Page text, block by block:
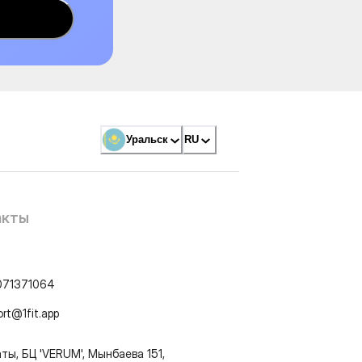
Уральск RU
БЦ 'VERUM', Мынбаева 151,